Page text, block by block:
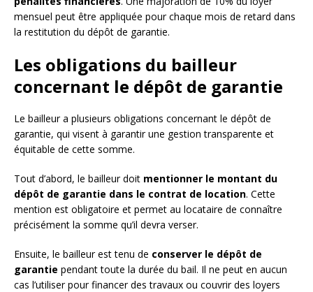
mensuel peut être appliquée pour chaque mois de retard dans
la restitution du dépôt de garantie.
Les obligations du bailleur
concernant le dépôt de garantie
Le bailleur a plusieurs obligations concernant le dépôt de
garantie, qui visent à garantir une gestion transparente et
équitable de cette somme.
Tout d’abord, le bailleur doit mentionner le montant du
dépôt de garantie dans le contrat de location. Cette
mention est obligatoire et permet au locataire de connaître
précisément la somme qu’il devra verser.
Ensuite, le bailleur est tenu de conserver le dépôt de
garantie pendant toute la durée du bail. Il ne peut en aucun
cas l’utiliser pour financer des travaux ou couvrir des loyers